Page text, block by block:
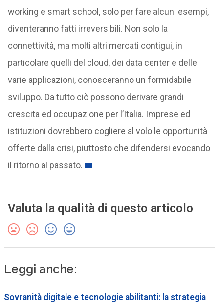
working e smart school, solo per fare alcuni esempi,
diventeranno fatti irreversibili. Non solo la
connettività, ma molti altri mercati contigui, in
particolare quelli del cloud, dei data center e delle
varie applicazioni, conosceranno un formidabile
sviluppo. Da tutto ciò possono derivare grandi
crescita ed occupazione per l’Italia. Imprese ed
istituzioni dovrebbero cogliere al volo le opportunità
offerte dalla crisi, piuttosto che difendersi evocando
il ritorno al passato.
Valuta la qualità di questo articolo
Leggi anche:
Sovranità digitale e tecnologie abilitanti: la strategia